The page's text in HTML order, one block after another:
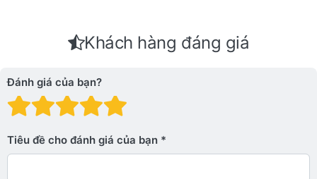
Khách hàng đáng giá
Đánh giá của bạn?
Đánh giá: 4 trên 5
Đánh giá: 3 trên 5 sao.
Đánh giá: 2 trên 5 sao.
Đánh giá: 1 trên 5 sao. Xấu
Tiêu đề cho đánh giá của bạn